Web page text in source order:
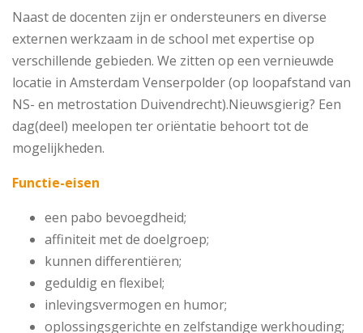
Naast de docenten zijn er ondersteuners en diverse
externen werkzaam in de school met expertise op
verschillende gebieden. We zitten op een vernieuwde
locatie in Amsterdam Venserpolder (op loopafstand van
NS- en metrostation Duivendrecht).Nieuwsgierig? Een
dag(deel) meelopen ter oriëntatie behoort tot de
mogelijkheden.
Functie-eisen
een pabo bevoegdheid;
affiniteit met de doelgroep;
kunnen differentiëren;
geduldig en flexibel;
inlevingsvermogen en humor;
oplossingsgerichte en zelfstandige werkhouding;